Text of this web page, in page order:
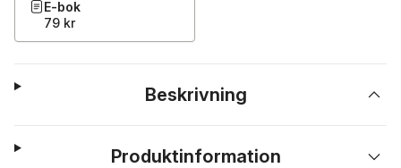
E-bok
79 kr
Beskrivning
Produktinformation